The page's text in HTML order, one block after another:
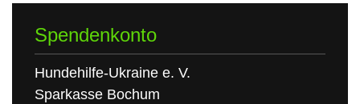
Spendenkonto
Hundehilfe-Ukraine e. V.
Sparkasse Bochum